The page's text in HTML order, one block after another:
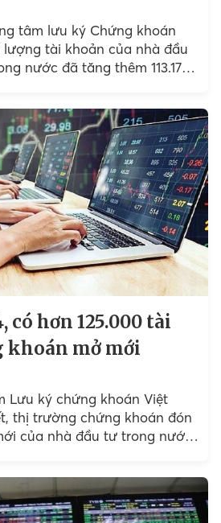
tâm lưu ký Chứng khoán
lượng tài khoản của nhà đầu
nước đã tăng thêm 113.175
có hơn 125.000 tài
khoán mở mới
Lưu ký chứng khoán Việt
thị trường chứng khoán đón
của nhà đầu tư trong nước